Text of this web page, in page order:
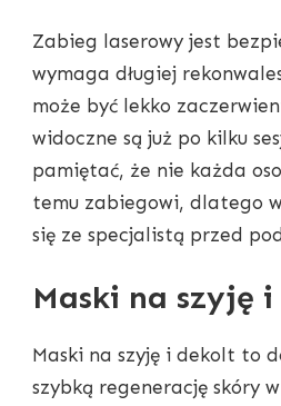
Zabieg laserowy jest
wymaga długiej
może być lekko
widoczne są już po kilku
pamiętać, że nie każda
temu zabiegowi, dlatego
się ze specjalistą przed
Maski na szyję
Maski na szyję i dekolt to
szybką regenerację skóry